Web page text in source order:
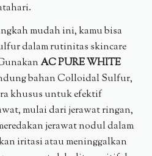
mudah ini, kamu bisa
dalam rutinitas skincare
AC PURE WHITE
bahan Colloidal Sulfur,
khusus untuk efektif
mulai dari jerawat ringan,
jerawat nodul dalam
iritasi atau meninggalkan